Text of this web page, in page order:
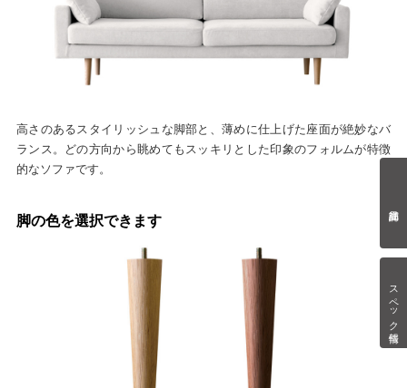
スペック情報
高さのあるスタイリッシュな脚部と、薄めに仕上げた座面が絶妙なバ
ランス。どの方向から眺めてもスッキリとした印象のフォルムが特徴
的なソファです。
脚の色を選択できます